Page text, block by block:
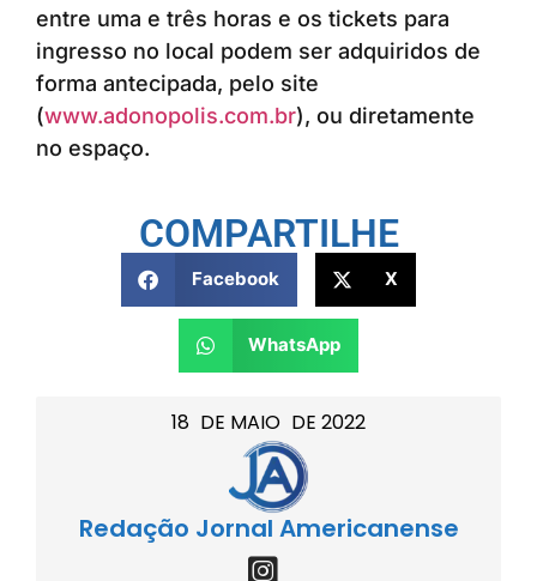
18 DE MAIO DE 2022
Redação Jornal Americanense
entre uma e três horas e os tickets para
ingresso no local podem ser adquiridos de
forma antecipada, pelo site
(www.adonopolis.com.br), ou diretamente
no espaço.
COMPARTILHE
Facebook X
WhatsApp